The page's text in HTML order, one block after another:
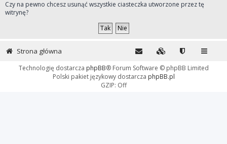
Czy na pewno chcesz usunąć wszystkie ciasteczka utworzone przez tę
witrynę?
Strona główna
Technologię dostarcza phpBB® Forum Software © phpBB Limited
Polski pakiet językowy dostarcza phpBB.pl
GZIP: Off